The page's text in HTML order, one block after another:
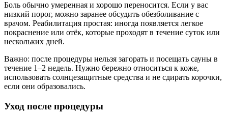
Боль обычно умеренная и хорошо переносится. Если у вас
низкий порог, можно заранее обсудить обезболивание с
врачом. Реабилитация простая: иногда появляется легкое
покраснение или отёк, которые проходят в течение суток или
нескольких дней.
Важно: после процедуры нельзя загорать и посещать сауны в
течение 1–2 недель. Нужно бережно относиться к коже,
использовать солнцезащитные средства и не сдирать корочки,
если они образовались.
Уход после процедуры